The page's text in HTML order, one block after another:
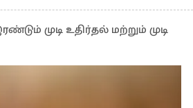
முடி உதிர்தல் மற்றும் முடி